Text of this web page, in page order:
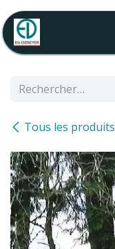
Se rendre au contenu
Tous les produits